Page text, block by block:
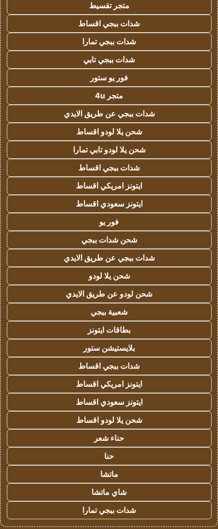
متجر تقسيط
شدات ببجي اقساط
شدات ببجي تمارا
شدات ببجي تابي
فور يو ستور
متجر 4u
شدات ببجي عن طريق الايدي
شحن يلا لودو اقساط
شحن يلا لودو تابي تمارا
شدات ببجي اقساط
ايتونز امريكي اقساط
ايتونز سعودي اقساط
فور يو
شحن شدات ببجي
شدات ببجي عن طريق الايدي
شحن يلا لودو
شحن لودو عن طريق الايدي
شعبية ببجي
بطاقات ايتونز
بلايستيشن ستور
شدات ببجي اقساط
ايتونز امريكي اقساط
ايتونز سعودي اقساط
شحن يلا لودو اقساط
حناء شعر
حنا
ماتشا
شاي ماتشا
شدات ببجي تمارا